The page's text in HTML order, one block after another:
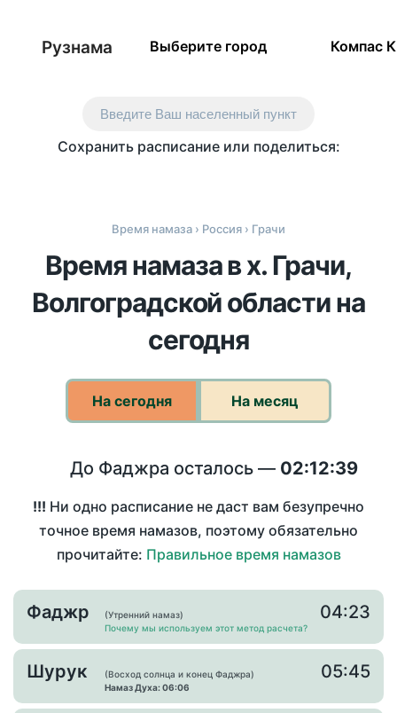
Рузнама Выберите город Компас
Введите Ваш населенный пункт
Сохранить расписание или поделиться:
Время намаза › Россия › Грачи
Время намаза в х. Грачи,
Волгоградской области на
сегодня
На сегодня На месяц
До Фаджра осталось — 02:12:39
!!! Ни одно расписание не даст вам безупречно
точное время намазов, поэтому обязательно
прочитайте: Правильное время намазов
Фаджр
(Утренний намаз)
Почему мы используем этот метод расчета?
04:23
Шурук
(Восход солнца и конец Фаджра)
Намаз Духа: 06:06
05:45